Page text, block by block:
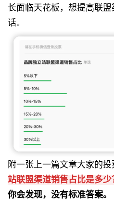
长面临天花板，想提高联
话。
附一张上一篇文章大家的投
站联盟渠道销售占比是多少
你会发现，没有标准答案。